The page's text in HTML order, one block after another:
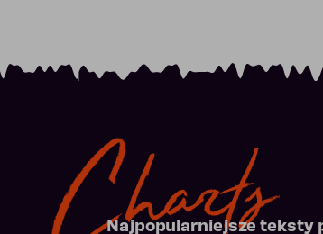
Najpopularniejsze teksty